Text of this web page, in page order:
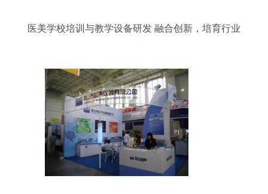
医美学校培训与教学设备研发 融合创新，培育行业